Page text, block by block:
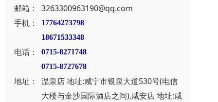
邮箱：
3263300963190@qq.com
手机：
17764273798
18671533348
电话：
0715-8271748
0715-8727678
地址：
温泉店 地址:咸宁市银泉大道530号(电信
大楼与金沙国际酒店之间),咸安店 地址:咸